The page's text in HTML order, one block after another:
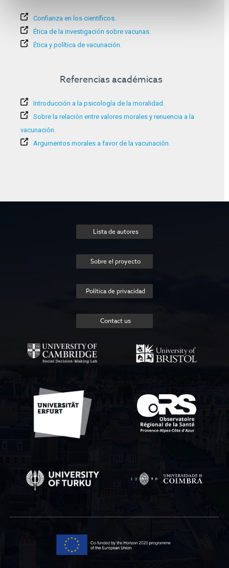
Confianza en los científicos.
Ética de la investigación sobre vacunas.
Ética y política de vacunación.
Referencias académicas
Introducción a la psicología de la moralidad.
Sobre la relación entre valores morales y renuencia a la
vacunación.
Argumentos morales a favor de la vacunación.
Lista de autores
Sobre el proyecto
Política de privacidad
Contact us